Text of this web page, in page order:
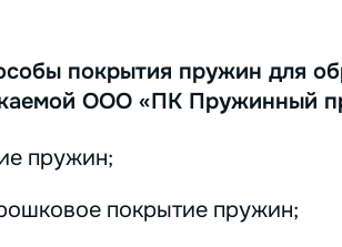
покрытия пружин для
ООО «ПК Пружинный
пружин;
покрытие пружин;